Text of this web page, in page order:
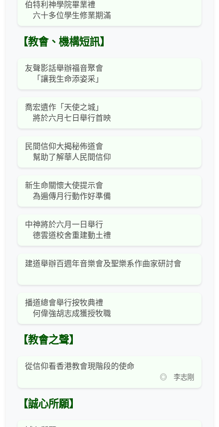
伯特利神學院畢業禮
六十多位學生修業期滿
【教會、機構短訊】
友聲影話舉辦福音聚會
「讓我生命添姿采」
喬宏遺作「天使之城」
將於六月七日舉行首映
民間信仰大揭秘佈道會
幫助了解華人民間信仰
新生命關懷大使提示會
為遍傳月行動作好準備
中神將於六月一日舉行
德雲道校舍重建動土禮
建道舉辦百週年音樂會及聖樂系作曲家研討會
播道總會舉行按牧典禮
何偉強胡志成獲授牧職
【教會之聲】
從信仰看香港教會現階段的使命
◎ 李志剛
【誠心所願】